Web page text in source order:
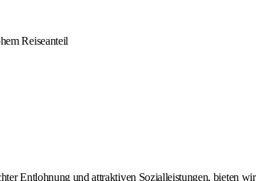
Reiseanteil
Entlohnung und attraktiven Sozialleistungen, bieten